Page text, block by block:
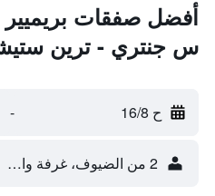
أفضل صفقات
س جنتري - ترين
ح 16/8 -
2 من الضيوف، غرفة واحدة